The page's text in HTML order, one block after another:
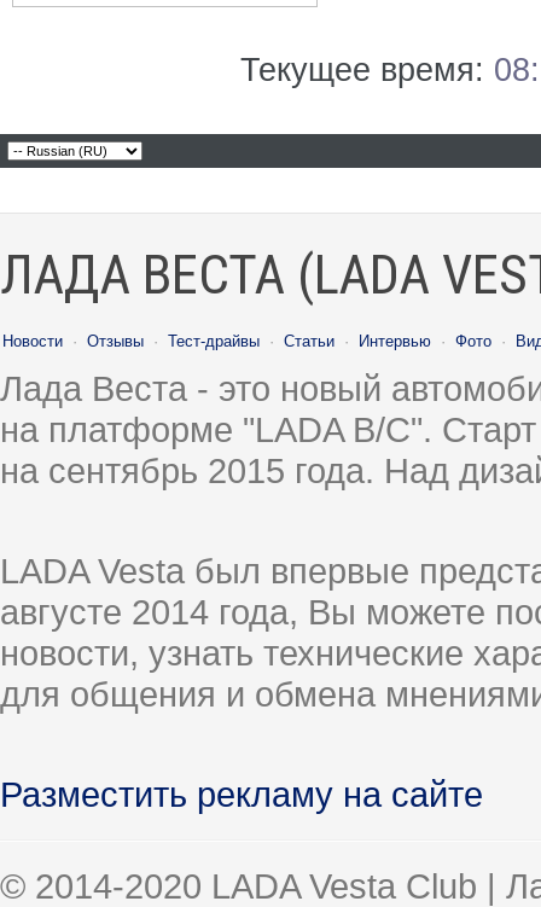
Текущее время:
ЛАДА ВЕСТА (LADA
Новости · Отзывы · Тест-драйвы · Статьи · Интервью · Фото ·
Лада Веста - это новый
на платформе "LADA B/C".
на сентябрь 2015 года. Над
LADA Vesta был впервые
августе 2014 года, Вы можете
новости, узнать технические
для общения и обмена
Разместить рекламу на сайте
© 2014-2020 LADA Vesta Club |